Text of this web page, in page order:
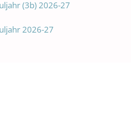
(3b) 2026-27
2026-27